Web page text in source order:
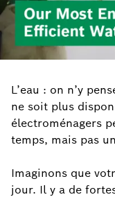
L’eau : on n’y
ne soit plus
électroménagers
temps, mais pas
Imaginons que
jour. Il y a de